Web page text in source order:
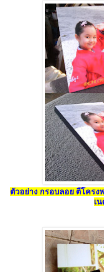
ตัวอย่าง กรอบลอย ตีโคร
เ